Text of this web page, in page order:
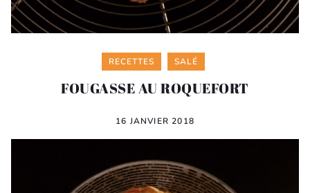
Categories
RECETTES SALÉ
FOUGASSE AU ROQUEFORT
16 JANVIER 2018